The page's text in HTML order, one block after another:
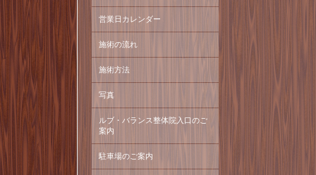
営業日カレンダー
施術の流れ
施術方法
写真
ルブ・バランス整体院入口のご
案内
駐車場のご案内